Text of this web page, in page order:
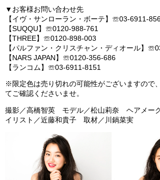
▼お客様お問い合わせ先
【イヴ・サンローラン・ボーテ】☏03-6911-
【SUQQU】☏0120-988-761
【THREE】☏0120-898-003
【パルファン・クリスチャン・ディオール】
【NARS JAPAN】☏0120-356-686
【ランコム】☏03-6911-8151
※限定色は売り切れの可能性がございますので
てご確認くださいませ。
撮影／高橋智英 モデル／松山莉奈 ヘアメー
イリスト／近藤和貴子 取材／川鍋菜実